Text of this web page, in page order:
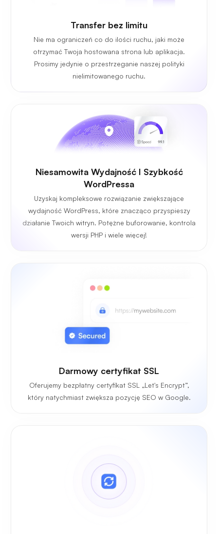
Transfer bez limitu
Nie ma ograniczeń co do ilości ruchu, jaki może
otrzymać Twoja hostowana strona lub aplikacja.
Prosimy jedynie o przestrzeganie naszej polityki
nielimitowanego ruchu.
Niesamowita Wydajność I Szybkość
WordPressa
Uzyskaj kompleksowe rozwiązanie zwiększające
wydajność WordPress, które znacząco przyspieszy
działanie Twoich witryn. Potężne buforowanie, kontrola
wersji PHP i wiele więcej!
Darmowy certyfikat SSL
Oferujemy bezpłatny certyfikat SSL „Let's Encrypt”,
który natychmiast zwiększa pozycję SEO w Google.